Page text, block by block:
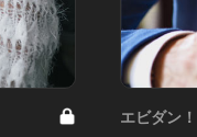
エビダン